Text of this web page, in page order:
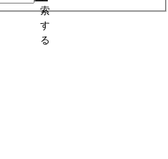
索
す
る